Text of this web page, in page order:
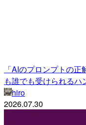
「AIのプロンプトの
も誰でも受けられる
hiro
2026.07.30